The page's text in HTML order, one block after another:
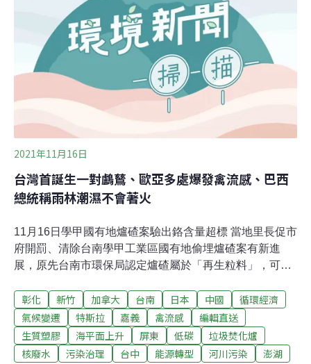
彰化縣逾四公頃、市值超過新台幣1億元的土地，台電將
用於開發再生能源，創下民間捐贈土地開發綠能首例。辜
寬敏說，父親過世前交代他對台灣多做點事，「台灣人寄
放的錢要還給台灣人」。（中央社報導）
2021年11月16日
台灣首誕生一對鸕鶿、歐亞多處爆發禽流感、巴西
總統稱雨林潮濕不會著火
11月16日學甲國有地爐碴案驗出鉻含量超標 當地里長促市
府開罰、清除台南學甲工業區國有地偷埋爐碴案有新進
展，原先台南市環保局認定爐碴屬於「再生粒料」，可以
後，發現爐碴粒徑超過5公分，質疑根本不是再生粒料，
並且進一步將樣本送驗，確認爐碴的「鉻」含量超標，判
斷學甲爐碴是非法掩埋，國有財產署將移請檢調處理。
（公視新聞報導）極端氣候農損頻傳 農委會推溫度型參數
彰化 新竹 加拿大 台南 日本 中國
循環經濟
氣候變遷
特斯拉 嘉義 禽流感
編輯直送
生質塑膠
海平面上升 屏東 低碳
垃圾焚化爐
核廢水
污染治理 台中 能源轉型 河川污染 澎湖